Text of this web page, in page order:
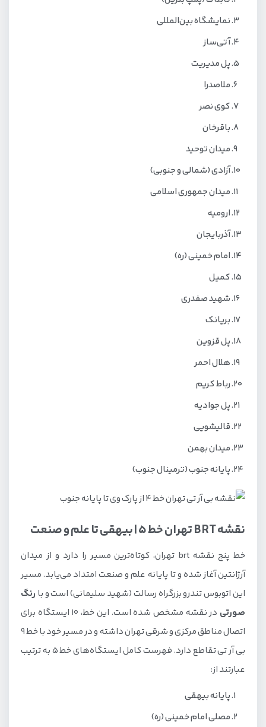
نمایشگاه بین‌المللی
آتی‌ساز
پل مدیریت
ملاصدرا
کوی نصر
باقرخان
میدان توحید
آزادی (شمالی و جنوبی)
میدان جمهوری اسلامی
ارومیه
آذربایجان
امام خمینی (ره)
کمیل
شهید صفدری
بریانک
پل قزوین
هلال احمر
رباط کریم
پل جوادیه
قالیشویی
میدان بهمن
پایانه جنوب (ترمینال جنوب)
نقشه BRT تهران خط 5 | بیهقی تا علم و صنعت
خط پنج نقشه brt تهران، کوتاه‌ترین مسیر را دارد و از میدان
آرژانتین آغاز شده و تا پایانه علم و صنعت امتداد می‌یابد. مسیر
این اتوبوس تندرو بزرگراه رسالت (شهید سلیمانی) است و با رنگ
صورتی
در نقشه مشخص شده است. این خط، 10 ایستگاه برای
اتصال مناطق مرکزی و شرقی تهران داشته و در مسیر خود با خط 9
بی آر تی تقاطع دارد. فهرست کامل ایستگاه‌های خط 5 به ترتیب
عبارتند از:
پایانه بیهقی
مصلی امام خمینی (ره)